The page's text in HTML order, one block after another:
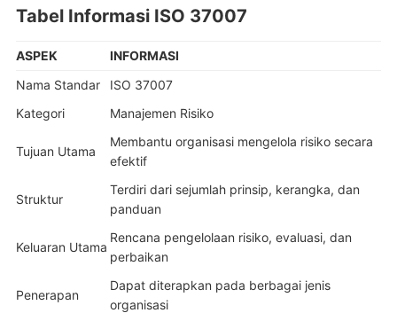
Tabel Informasi ISO 37007
ASPEK
INFORMASI
Nama Standar
ISO 37007
Kategori
Manajemen Risiko
Tujuan Utama
Membantu organisasi mengelola risiko secara
efektif
Struktur
Terdiri dari sejumlah prinsip, kerangka, dan
panduan
Keluaran Utama
Rencana pengelolaan risiko, evaluasi, dan
perbaikan
Penerapan
Dapat diterapkan pada berbagai jenis
organisasi